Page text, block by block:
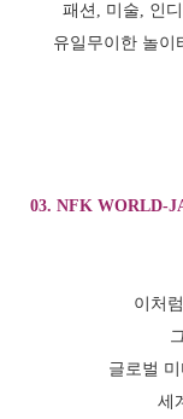
패션, 미술, 인
유일무이한 놀이
03. NFK WORLD-
이처
글로벌
세